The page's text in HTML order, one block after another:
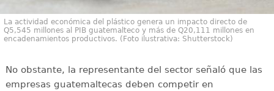
La actividad económica del plástico genera un impacto directo de
Q5,545 millones al PIB guatemalteco y más de Q20,111 millones en
encadenamientos productivos. (Foto ilustrativa: Shutterstock)
No obstante, la representante del sector señaló que las
empresas guatemaltecas deben competir en